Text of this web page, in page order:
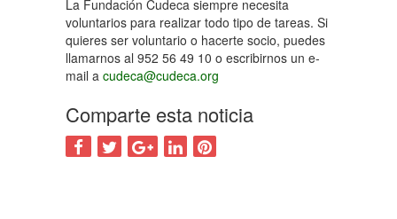
La Fundación Cudeca siempre necesita
voluntarios para realizar todo tipo de tareas. Si
quieres ser voluntario o hacerte socio, puedes
llamarnos al 952 56 49 10 o escribirnos un e-
mail a cudeca@cudeca.org
Comparte esta noticia